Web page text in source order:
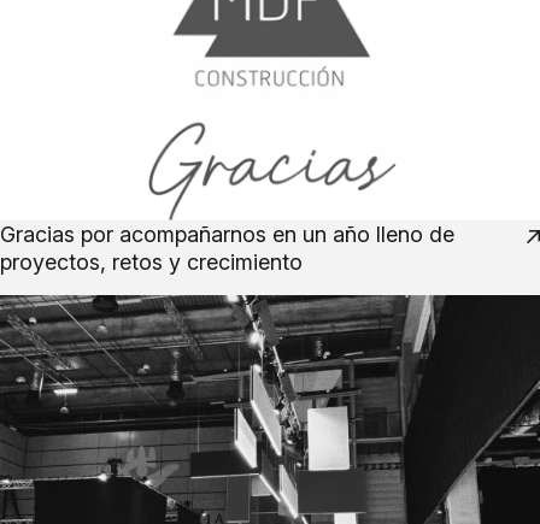
Gracias por acompañarnos en un año lleno de
proyectos, retos y crecimiento